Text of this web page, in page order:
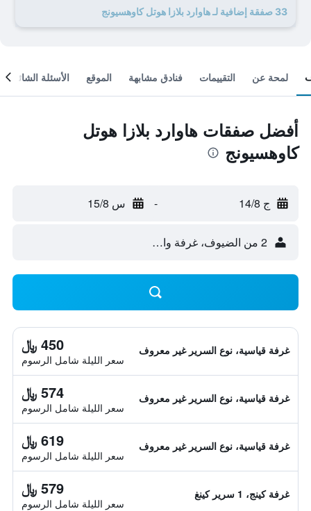
33 صفقة إضافية لـ هاوارد بلازا هوتل كاوهسيونج
لمحة عن التقييمات فنادق مشابهة الموقع الأسئلة الشائعة
أفضل صفقات هاوارد بلازا هوتل
كاوهسيونج
ج 14/8 - س 15/8
2 من الضيوف، غرفة واحدة
غرفة قياسية، نوع السرير غير معروف 450 ﷼
سعر الليلة شامل الرسوم
غرفة قياسية، نوع السرير غير معروف 574 ﷼
سعر الليلة شامل الرسوم
غرفة قياسية، نوع السرير غير معروف 619 ﷼
سعر الليلة شامل الرسوم
غرفة كينج، 1 سرير كينغ 579 ﷼
سعر الليلة شامل الرسوم